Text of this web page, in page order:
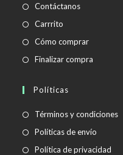
Contáctanos
Carrrito
Cómo comprar
Finalizar compra
Políticas
Términos y condicionesSe
Políticas de envío
abre
Política de privacidad